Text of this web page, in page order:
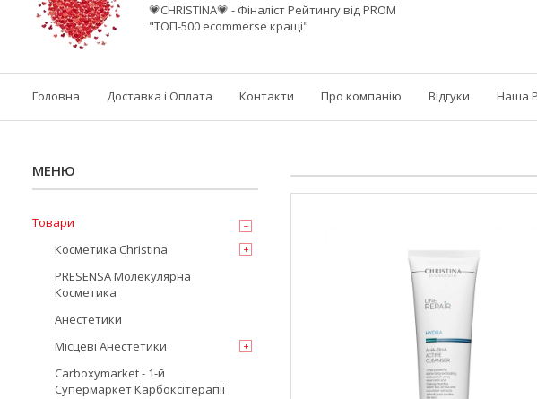
💗CHRISTINA💗 - Фіналіст Рейтингу від PROM
"ТОП-500 ecommerse кращі"
Головна Доставка і Оплата Контакти Про компанію Відгуки Наша
Товари
Косметика Christina
PRESENSA Молекулярна
Косметика
Анестетики
Місцеві Анестетики
Carboxymarket - 1-й
Супермаркет Карбоксітерапіі